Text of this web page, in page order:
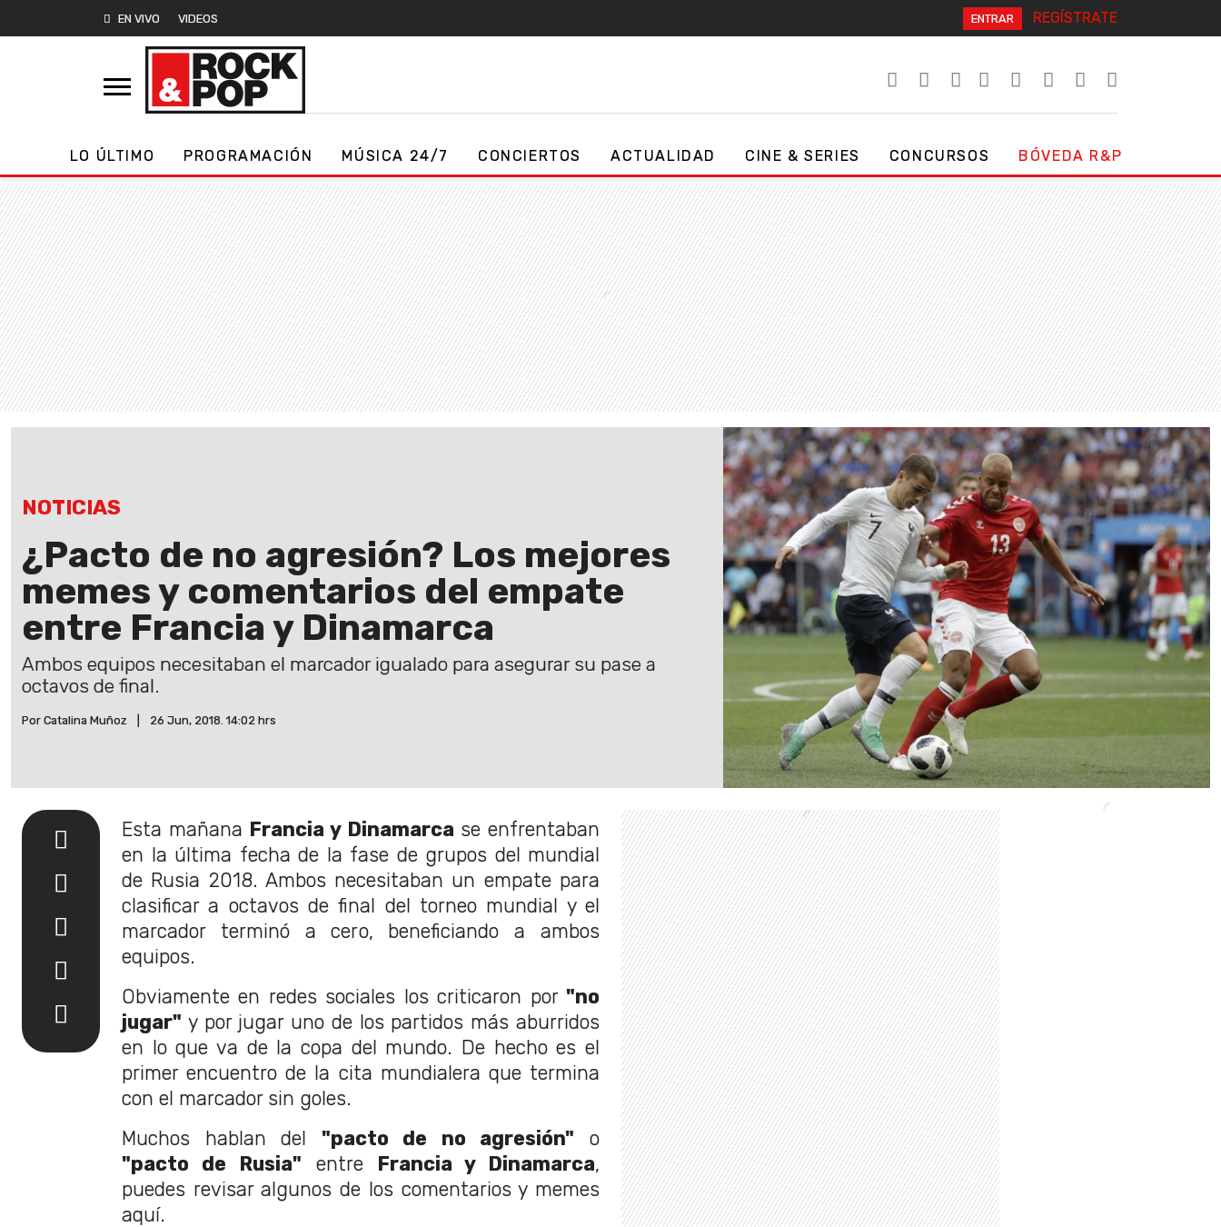
EN VIVO VIDEOS ENTRAR REGÍSTRATE
LO ÚLTIMO PROGRAMACIÓN MÚSICA 24/7 CONCIERTOS ACTUALIDAD CINE & SERIES CONCURSOS BÓVEDA R&P
NOTICIAS
¿Pacto de no agresión? Los mejores
memes y comentarios del empate
entre Francia y Dinamarca
Ambos equipos necesitaban el marcador igualado para asegurar su pase a
octavos de final.
Por Catalina Muñoz 26 Jun, 2018. 14:02 hrs
Esta mañana Francia y Dinamarca se enfrentaban
en la última fecha de la fase de grupos del mundial
de Rusia 2018. Ambos necesitaban un empate para
clasificar a octavos de final del torneo mundial y el
marcador terminó a cero, beneficiando a ambos
equipos.
Obviamente en redes sociales los criticaron por "no
jugar" y por jugar uno de los partidos más aburridos
en lo que va de la copa del mundo. De hecho es el
primer encuentro de la cita mundialera que termina
con el marcador sin goles.
Muchos hablan del "pacto de no agresión" o
"pacto de Rusia" entre Francia y Dinamarca,
puedes revisar algunos de los comentarios y memes
aquí.